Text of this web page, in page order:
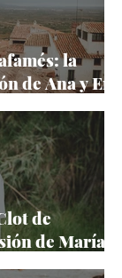
la
de Ana y Erik
más
de
de María y
natural